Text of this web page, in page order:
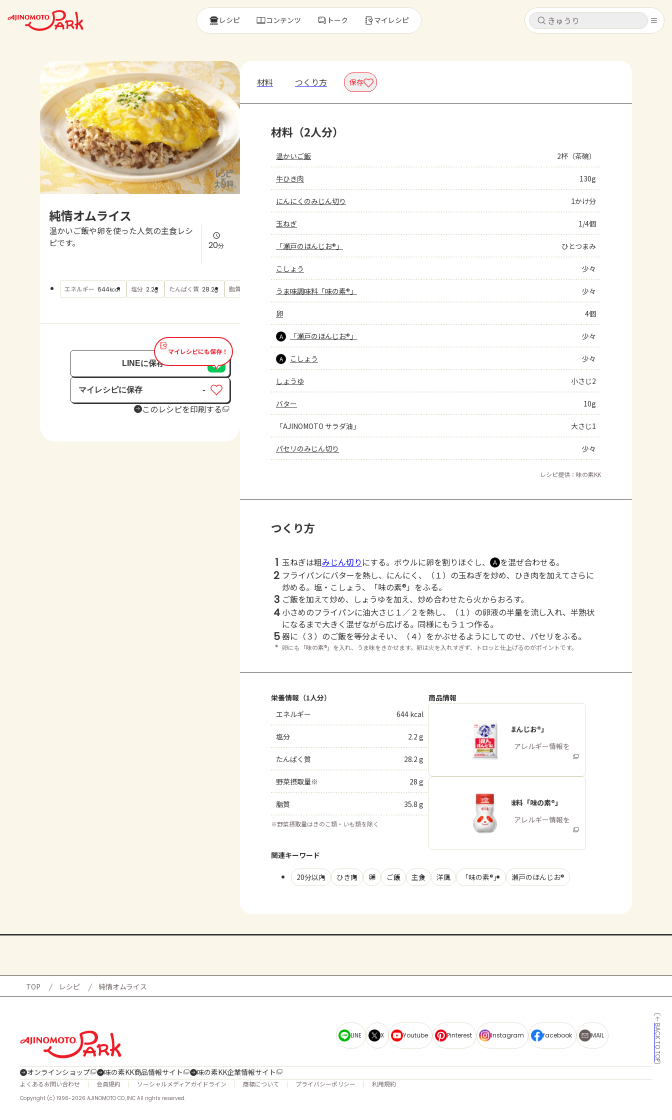
キャンセル
コンテンツ
レシピ
トーク
よくあるお問い合わせ
AJINOMOTO PARK とは
キャンセル
レシピ コンテンツ トーク マイレシピ
純情オムライス
温かいご飯や卵を使った人気の主食レシ
ピです。
20分
エネルギー 644kcal 塩分 2.2g たんぱく質 28.2g 脂質 もっと見る
マイレシピにも保存！
LINEに保存
マイレシピに保存
保存済み
-
このレシピを印刷する
材料 つくり方 保存
材料（2人分）
温かいご飯 2杯（茶碗）
牛ひき肉 130g
にんにくのみじん切り 1かけ分
玉ねぎ 1/4個
「瀬戸のほんじお®」 ひとつまみ
こしょう 少々
うま味調味料「味の素®」 少々
卵 4個
A 「瀬戸のほんじお®」 少々
A こしょう 少々
しょうゆ 小さじ2
バター 10g
「AJINOMOTO サラダ油」 大さじ1
パセリのみじん切り 少々
レシピ提供：味の素KK
つくり方
1 玉ねぎは粗みじん切り にする。ボウルに卵を割りほぐし、 Ａ を混ぜ合わせる。
2 フライパンにバターを熱し、にんにく、（１）の玉ねぎを炒め、ひき肉を加えてさらに
炒める。塩・こしょう、「味の素®」をふる。
3 ご飯を加えて炒め、しょうゆを加え、炒め合わせたら火からおろす。
4 小さめのフライパンに油大さじ１／２を熱し、（１）の卵液の半量を流し入れ、半熟状
になるまで大きく混ぜながら広げる。同様にもう１つ作る。
5器に（３）のご飯を等分よそい、（４）をかぶせるようにしてのせ、パセリをふる。
＊ 卵にも「味の素®」を入れ、うま味をきかせます。卵は火を入れすぎず、トロッと仕上げるのがポイントです。
栄養情報（1人分）
エネルギー
644 kcal
塩分 2.2 g
たんぱく質 28.2 g
野菜摂取量※ 28 g
脂質 35.8 g
※野菜摂取量はきのこ類・いも類を除く
商品情報
「瀬戸のほんじお®」
商品・アレルギー情報を
みる
うま味調味料「味の素®」
商品・アレルギー情報を
みる
関連キーワード
20分以内 ひき肉 卵 ご飯 主食 洋風 「味の素®」 瀬戸のほんじお®
TOP レシピ 純情オムライス
BACK TO TOP
LINE X Youtube Pinterest Instagram facebook MAIL
オンラインショップ 味の素KK商品情報サイト 味の素KK企業情報サイト
よくあるお問い合わせ 会員規約 ソーシャルメディアガイドライン 商標について プライバシーポリシー 利用規約
Copyright (c) 1996-2026 AJINOMOTO CO.,INC All rights reserved.